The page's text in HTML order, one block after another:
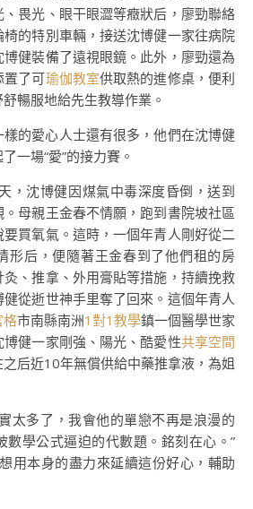
畏光、眼干眼澀等癥狀后，廖勁聯絡
的特別車輛，接送沈博健一家往病院
健裝備了遠視眼鏡。此外，廖勁還為
置了可瑜伽教室供取熱的進修桌，便利
暢服地給先生教導作業。
的愛心人士還有很多，他們在沈博健
一場“愛”的接力賽。
，沈博健因煤氣中毒深度昏倒，送到
母親王金春不情願，跑到書院坡社區
買氧氣。這時，一個年青人剛好從二
形后，便隨著王金春到了他們租的房
、推拿、外用膏貼等措施，持續挽救
從逝世神手里奪了回來。這個年青人
格市南縣南洲1對1教學鎮一個醫學世家
健一家剛強、陽光、酷愛性共享空間
后近10年無償供給中藥推拿液，為姐
太多了，我會他的單戀不再是浪漫的
數學公式逼迫的代數題。銘刻在心。”
用本身的盡力來延續這份好心，輔助